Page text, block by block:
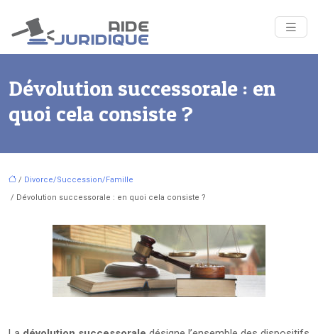
Dévolution successorale : en
quoi cela consiste ?
/ Divorce/Succession/Famille
/ Dévolution successorale : en quoi cela consiste ?